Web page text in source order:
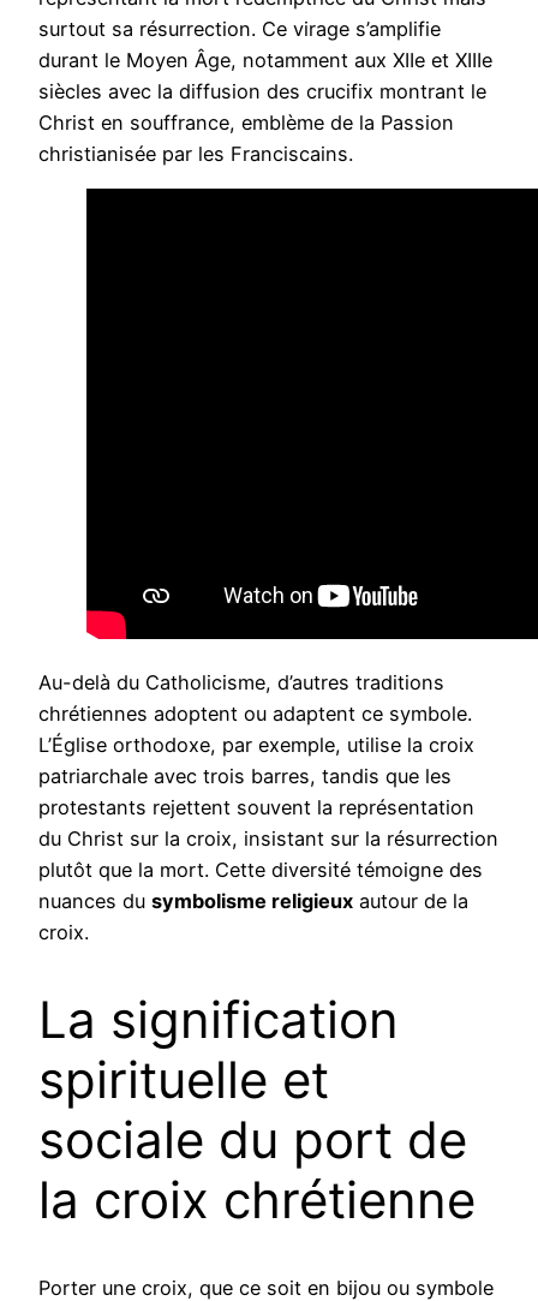
surtout sa résurrection. Ce virage s’amplifie
durant le Moyen Âge, notamment aux XIIe et XIIIe
siècles avec la diffusion des crucifix montrant le
Christ en souffrance, emblème de la Passion
christianisée par les Franciscains.
Au-delà du Catholicisme, d’autres traditions
chrétiennes adoptent ou adaptent ce symbole.
L’Église orthodoxe, par exemple, utilise la croix
patriarchale avec trois barres, tandis que les
protestants rejettent souvent la représentation
du Christ sur la croix, insistant sur la résurrection
plutôt que la mort. Cette diversité témoigne des
nuances du symbolisme religieux autour de la
croix.
La signification
spirituelle et
sociale du port de
la croix chrétienne
Porter une croix, que ce soit en bijou ou symbole